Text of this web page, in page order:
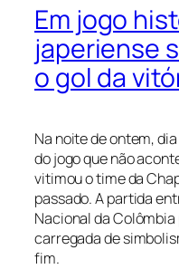
Em jogo
japeriense
o gol da
Na noite de ontem,
do jogo que não
vitimou o time da
passado. A partida
Nacional da
carregada de
fim.